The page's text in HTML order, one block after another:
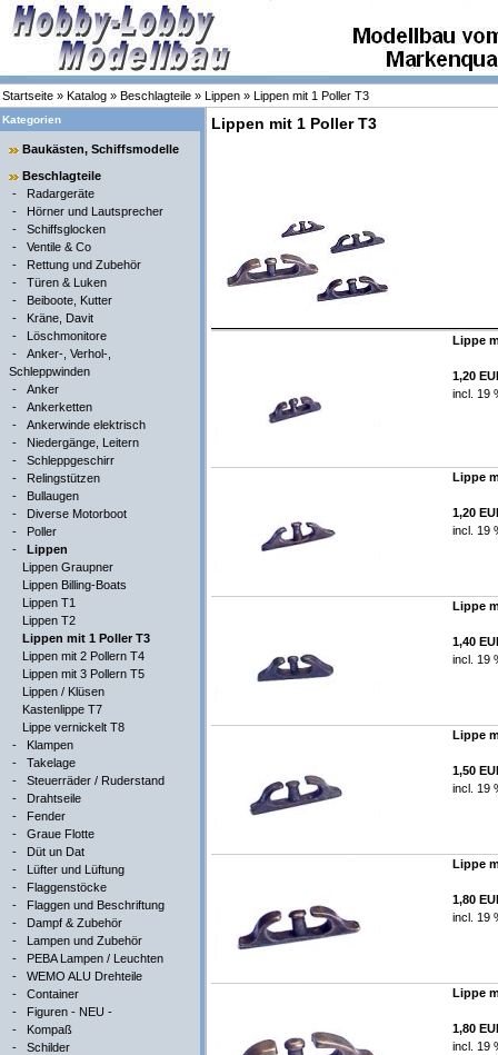
Startseite » Katalog » Beschlagteile » Lippen » Lippen mit 1 Poller T3
Kategorien
Baukästen, Schiffsmodelle
Beschlagteile
- Radargeräte
- Hörner und Lautsprecher
- Schiffsglocken
- Ventile & Co
- Rettung und Zubehör
- Türen & Luken
- Beiboote, Kutter
- Kräne, Davit
- Löschmonitore
- Anker-, Verhol-,
Schleppwinden
- Anker
- Ankerketten
- Ankerwinde elektrisch
- Niedergänge, Leitern
- Schleppgeschirr
- Relingstützen
- Bullaugen
- Diverse Motorboot
- Poller
- Lippen
Lippen Graupner
Lippen Billing-Boats
Lippen T1
Lippen T2
Lippen mit 1 Poller T3
Lippen mit 2 Pollern T4
Lippen mit 3 Pollern T5
Lippen / Klüsen
Kastenlippe T7
Lippe vernickelt T8
- Klampen
- Takelage
- Steuerräder / Ruderstand
- Drahtseile
- Fender
- Graue Flotte
- Düt un Dat
- Lüfter und Lüftung
- Flaggenstöcke
- Flaggen und Beschriftung
- Dampf & Zubehör
- Lampen und Zubehör
- PEBA Lampen / Leuchten
- WEMO ALU Drehteile
- Container
- Figuren - NEU -
- Kompaß
- Schilder
Lippen mit 1 Poller T3
Lippe
1,20
incl. 19
Lippe
1,20
incl. 19
Lippe
1,40
incl. 19
Lippe
1,50
incl. 19
Lippe
1,80
incl. 19
Lippe
1,80
incl. 19